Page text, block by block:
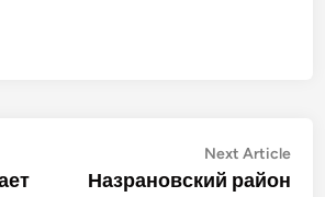
Next Article
Назрановский район